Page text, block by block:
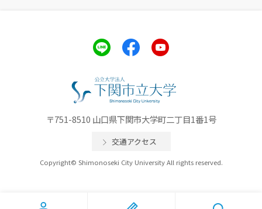
〒751-8510 山口県下関市大学町二丁目1番1号
交通アクセス
Copyright© Shimonoseki City University All rights reserved.